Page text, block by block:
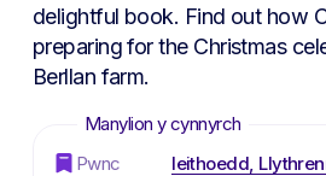
delightful book. Find out how
preparing for the Christmas
Berllan farm.
Pwnc Ieithoedd,